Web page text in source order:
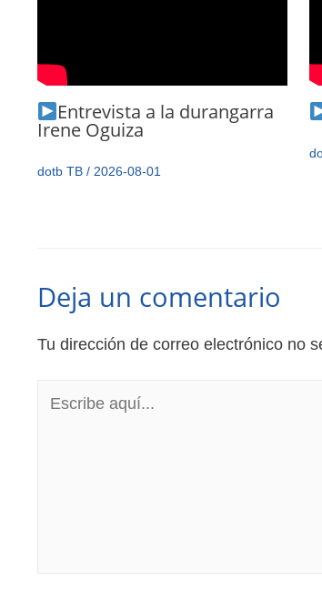
Entrevista a la durangarra
Irene Oguiza
dotb TB/ 2026-08-01
Deja un comentario
Tu dirección de correo electrónico no